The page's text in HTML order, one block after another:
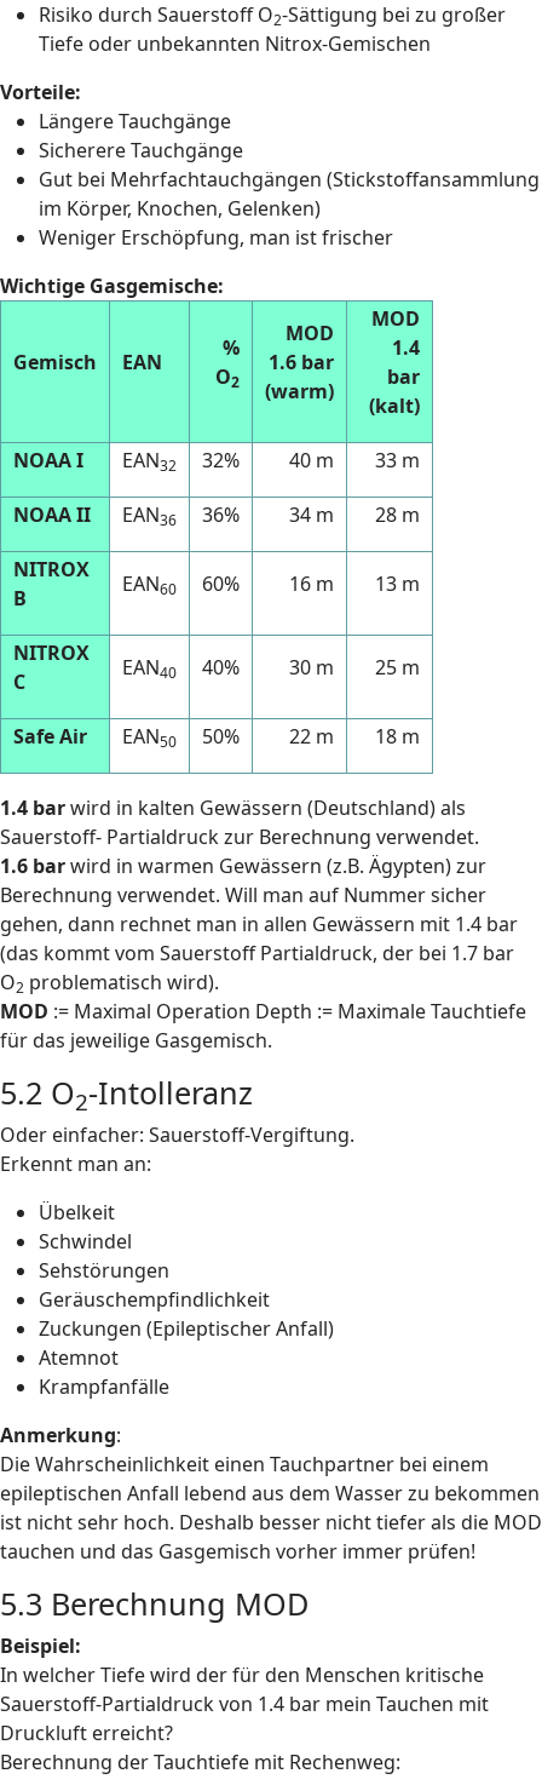
Risiko durch Sauerstoff O2-Sättigung bei zu großer
Tiefe oder unbekannten Nitrox-Gemischen
Vorteile:
Längere Tauchgänge
Sicherere Tauchgänge
Gut bei Mehrfachtauchgängen (Stickstoffansammlung
im Körper, Knochen, Gelenken)
Weniger Erschöpfung, man ist frischer
Wichtige Gasgemische:
Gemisch EAN
%
O2
MOD
1.6 bar
(warm)
MOD
1.4
bar
(kalt)
NOAA I EAN32 32% 40 m 33 m
NOAA II EAN36 36% 34 m 28 m
NITROX
B
EAN60 60% 16 m 13 m
NITROX
C
EAN40 40% 30 m 25 m
Safe Air EAN50 50% 22 m 18 m
1.4 barwird in kalten Gewässern (Deutschland) als
Sauerstoff- Partialdruck zur Berechnung verwendet.
1.6 barwird in warmen Gewässern (z.B. Ägypten) zur
Berechnung verwendet. Will man auf Nummer sicher
gehen, dann rechnet man in allen Gewässern mit 1.4 bar
(das kommt vom Sauerstoff Partialdruck, der bei 1.7 bar
O2 problematisch wird).
MOD := Maximal Operation Depth := Maximale Tauchtiefe
für das jeweilige Gasgemisch.
5.2 O2-Intolleranz
Oder einfacher: Sauerstoff-Vergiftung.
Erkennt man an:
Übelkeit
Schwindel
Sehstörungen
Geräuschempfindlichkeit
Zuckungen (Epileptischer Anfall)
Atemnot
Krampfanfälle
Anmerkung:
Die Wahrscheinlichkeit einen Tauchpartner bei einem
epileptischen Anfall lebend aus dem Wasser zu bekommen
ist nicht sehr hoch. Deshalb besser nicht tiefer als die MOD
tauchen und das Gasgemisch vorher immer prüfen!
5.3 Berechnung MOD
Beispiel:
In welcher Tiefe wird der für den Menschen kritische
Sauerstoff-Partialdruck von 1.4 bar mein Tauchen mit
Druckluft erreicht?
Berechnung der Tauchtiefe mit Rechenweg: